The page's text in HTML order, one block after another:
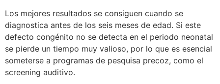
Los mejores resultados se consiguen cuando se
diagnostica antes de los seis meses de edad. Si este
defecto congénito no se detecta en el periodo neonatal
se pierde un tiempo muy valioso, por lo que es esencial
someterse a programas de pesquisa precoz, como el
screening auditivo.